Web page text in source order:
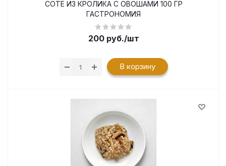
СОТЕ ИЗ КРОЛИКА С ОВОШАМИ 100 ГР
ГАСТРОНОМИЯ
200руб./шт
В корзину